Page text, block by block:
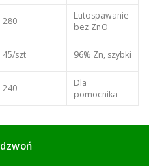
280
Lutospawanie
bez ZnO
45/szt 96% Zn, szybki
240
Dla
pomocnika
Instalacja zwraca się w 4